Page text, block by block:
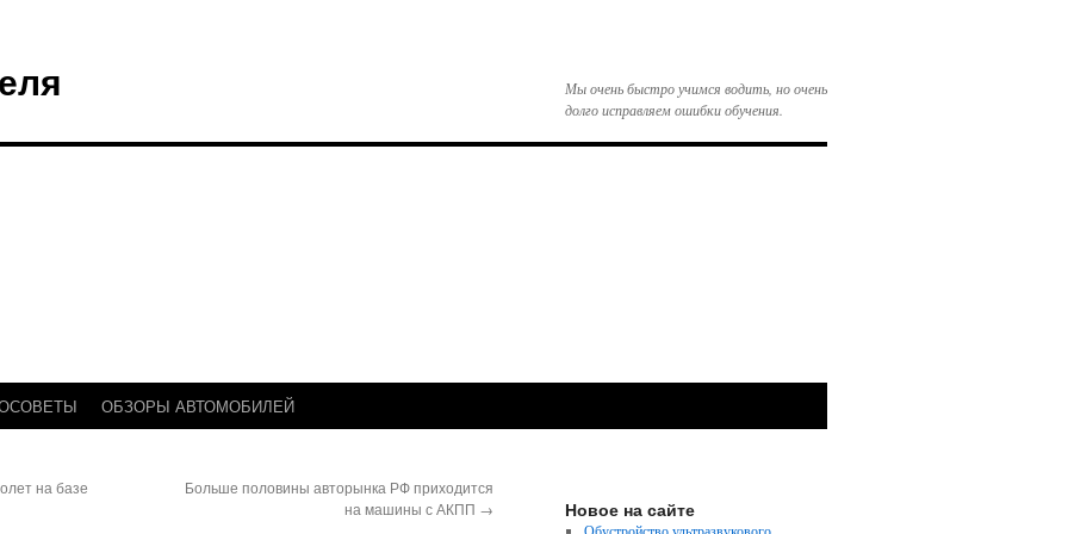
Мы очень быстро учимся водить, но очень
долго исправляем ошибки обучения.
ОБЗОРЫ АВТОМОБИЛЕЙ
на базе
Больше половины авторынка РФ приходится
на машины с АКПП → Новое на сайте